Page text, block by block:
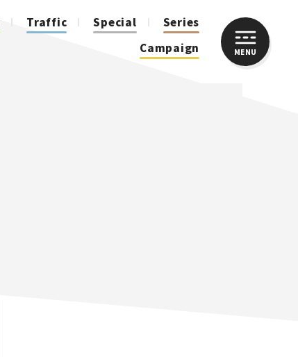
Traffic Special
Series
Campaign
MENUCLOSE